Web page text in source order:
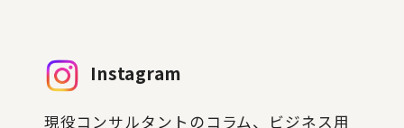
Instagram
現役コンサルタントのコラム、ビジネス用